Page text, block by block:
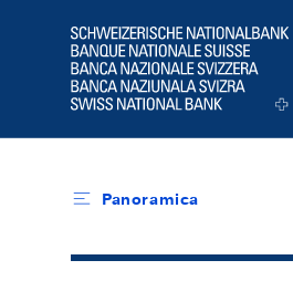
Logo
Panoramica